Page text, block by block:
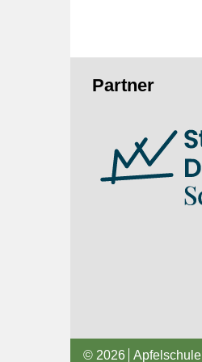
Partner
© 2026 Apfelschule